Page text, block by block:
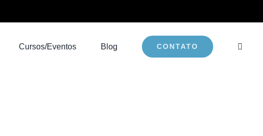
Cursos/Eventos Blog CONTATO